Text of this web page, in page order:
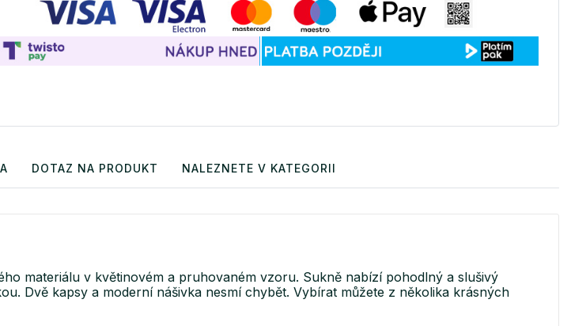
DOTAZ NA PRODUKT NALEZNETE V KATEGORII
materiálu v květinovém a pruhovaném vzoru. Sukně nabízí pohodlný a slušivý
Dvě kapsy a moderní nášivka nesmí chybět. Vybírat můžete z několika krásných